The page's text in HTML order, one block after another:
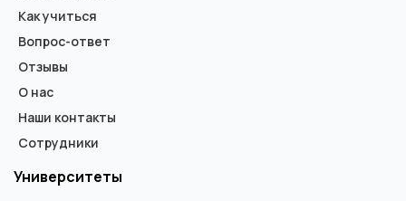
Как учиться
Вопрос-ответ
Отзывы
О нас
Наши контакты
Сотрудники
Университеты